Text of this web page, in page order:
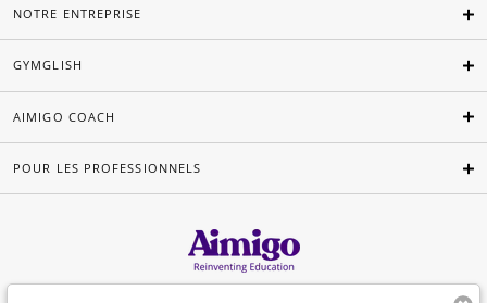
NOTRE ENTREPRISE
GYMGLISH
AIMIGO COACH
POUR LES PROFESSIONNELS